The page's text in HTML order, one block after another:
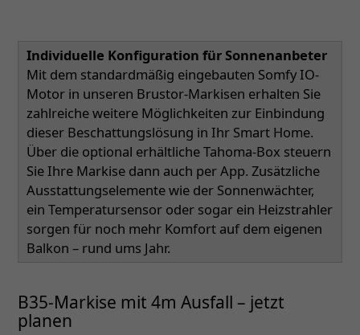
Individuelle Konfiguration für Sonnenanbeter
Mit dem standardmäßig eingebauten Somfy IO-
Motor in unseren Brustor-Markisen erhalten Sie
zahlreiche weitere Möglichkeiten zur Einbindung
dieser Beschattungslösung in Ihr Smart Home.
Über die optional erhältliche Tahoma-Box steuern
Sie Ihre Markise dann auch per App. Zusätzliche
Ausstattungselemente wie der Sonnenwächter,
ein Temperatursensor oder sogar ein Heizstrahler
sorgen für noch mehr Komfort auf dem eigenen
Balkon – rund ums Jahr.
B35-Markise mit 4m Ausfall – jetzt
planen